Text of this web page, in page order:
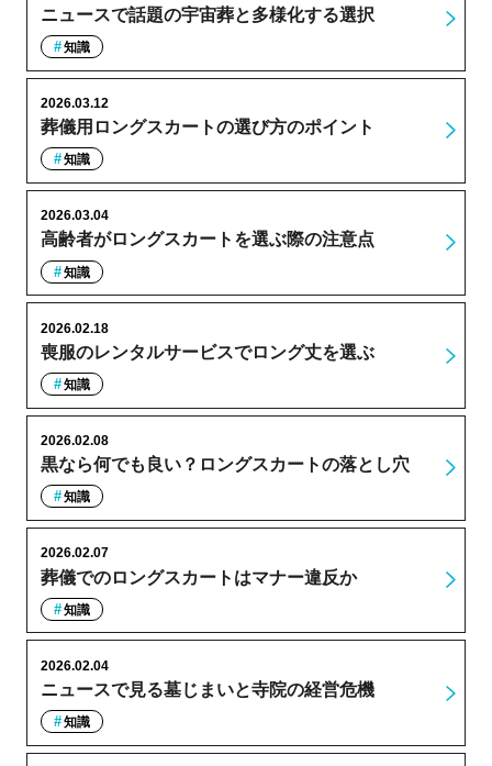
ニュースで話題の宇宙葬と多様化する選択
知識
葬儀用ロングスカートの選び方のポイント
2026.03.12
知識
高齢者がロングスカートを選ぶ際の注意点
2026.03.04
知識
喪服のレンタルサービスでロング丈を選ぶ
2026.02.18
知識
黒なら何でも良い？ロングスカートの落とし穴
2026.02.08
知識
葬儀でのロングスカートはマナー違反か
2026.02.07
知識
ニュースで見る墓じまいと寺院の経営危機
2026.02.04
知識